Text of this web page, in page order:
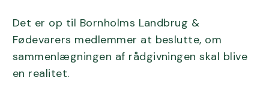
Det er op til Bornholms Landbrug &
Fødevarers medlemmer at beslutte, om
sammenlægningen af rådgivningen skal blive
en realitet.